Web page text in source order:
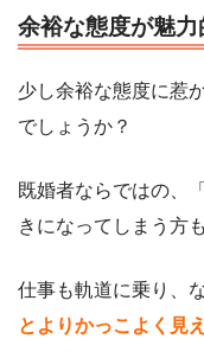
余裕な態度が魅力
少し余裕な態度に惹
でしょうか？
既婚者ならではの、
きになってしまう方
仕事も軌道に乗り、
とよりかっこよく見